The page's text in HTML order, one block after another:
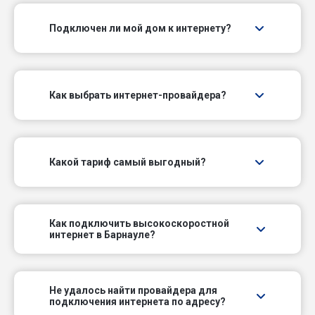
Горный пер
Горьковский проезд
Гранитный проезд
Гужтранспортный проезд
Дальний проезд
Детсадовский проезд
Докучаевский пер
Дубовый проезд
Подключен ли мой дом к интернету?
Как выбрать интернет-провайдера?
Какой тариф самый выгодный?
Как подключить высокоскоростной
интернет в Барнауле?
Не удалось найти провайдера для
подключения интернета по адресу?